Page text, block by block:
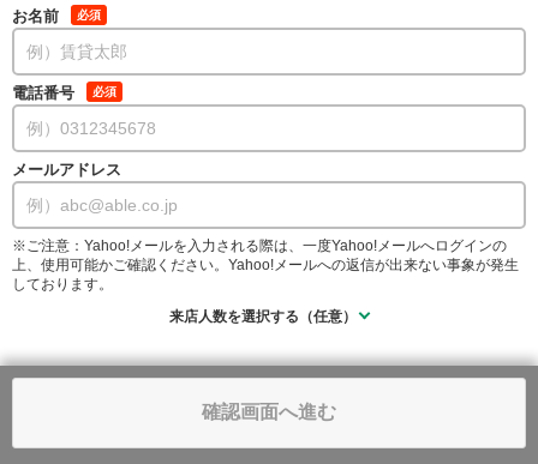
お名前 必須
電話番号 必須
メールアドレス
※ご注意：Yahoo!メールを入力される際は、一度Yahoo!メールへログインの
上、使用可能かご確認ください。Yahoo!メールへの返信が出来ない事象が発生
しております。
来店人数を選択する（任意）
確認画面へ進む